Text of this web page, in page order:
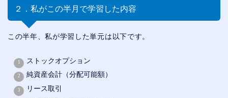
２．私がこの半月で学習した内容
この半年、私が学習した単元は以下です。
ストックオプション
純資産会計（分配可能額）
リース取引